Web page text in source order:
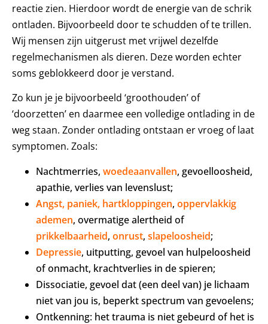
reactie zien. Hierdoor wordt de energie van de schrik
ontladen. Bijvoorbeeld door te schudden of te trillen.
Wij mensen zijn uitgerust met vrijwel dezelfde
regelmechanismen als dieren. Deze worden echter
soms geblokkeerd door je verstand.
Zo kun je je bijvoorbeeld ‘groothouden’ of
‘doorzetten’ en daarmee een volledige ontlading in de
weg staan. Zonder ontlading ontstaan er vroeg of laat
symptomen. Zoals:
Nachtmerries, woedeaanvallen, gevoelloosheid,
apathie, verlies van levenslust;
Angst, paniek, hartkloppingen, oppervlakkig
ademen, overmatige alertheid of
prikkelbaarheid, onrust, slapeloosheid;
Depressie, uitputting, gevoel van hulpeloosheid
of onmacht, krachtverlies in de spieren;
Dissociatie, gevoel dat (een deel van) je lichaam
niet van jou is, beperkt spectrum van gevoelens;
Ontkenning: het trauma is niet gebeurd of het is